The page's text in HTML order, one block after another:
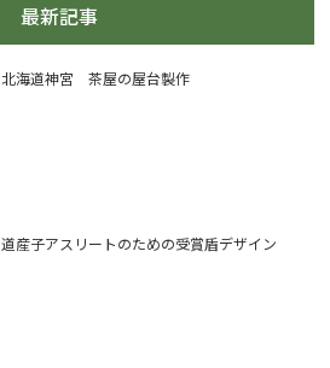
最新記事
北海道神宮 茶屋の屋台製作
道産子アスリートのための受賞盾デザイン